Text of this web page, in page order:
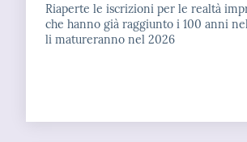
Riaperte le iscrizioni per le realtà
che hanno già raggiunto i 100 anni
li matureranno nel 2026